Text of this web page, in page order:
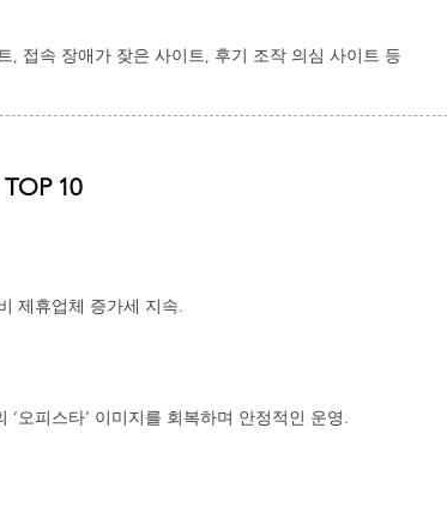
접속 장애가 잦은 사이트, 후기 조작 의심 사이트 등
10
제휴업체 증가세 지속.
오피스타’ 이미지를 회복하며 안정적인 운영.